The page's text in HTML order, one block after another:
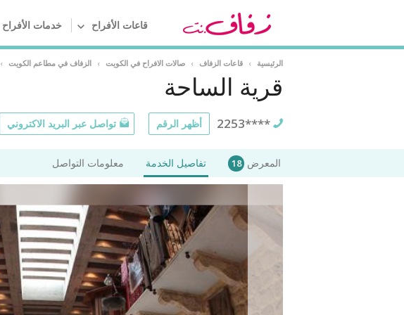
قاعات الأفراح خدمات الأفراح
الرئيسية › قاعات الزفاف › صالات الافراح في الكويت › الزفاف في مطاعم الكويت ›
قرية الساحة
2253**** أظهر الرقم تواصل عبر البريد الاكتروني
المعرض 18 تفاصيل الخدمة معلومات التواصل